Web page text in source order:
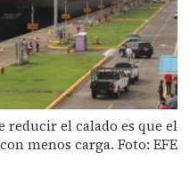
reducir el calado es que el
menos carga. Foto: EFE